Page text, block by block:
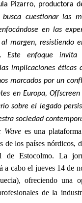
Pizarro, productora
busca cuestionar las
en las
margen, resistiendo
Este enfoque
implicaciones éticas
marcados por un
en Europa,
sobre el legado
sociedad
Wave es una
de los países nórdicos,
de Estocolmo. La
a cabo el jueves 14 de
ofreciendo una
de la